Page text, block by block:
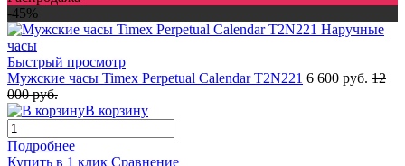
-45%
Быстрый просмотр
Мужские часы Timex Perpetual Calendar T2N221 6 600 руб. 12
000 руб.
В корзину
Подробнее
Купить в 1 клик Сравнение